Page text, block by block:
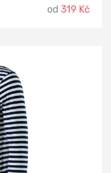
od 319 Kč